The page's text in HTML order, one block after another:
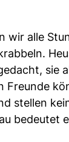
wir alle
sie
Freunde
stellen
bedeutet